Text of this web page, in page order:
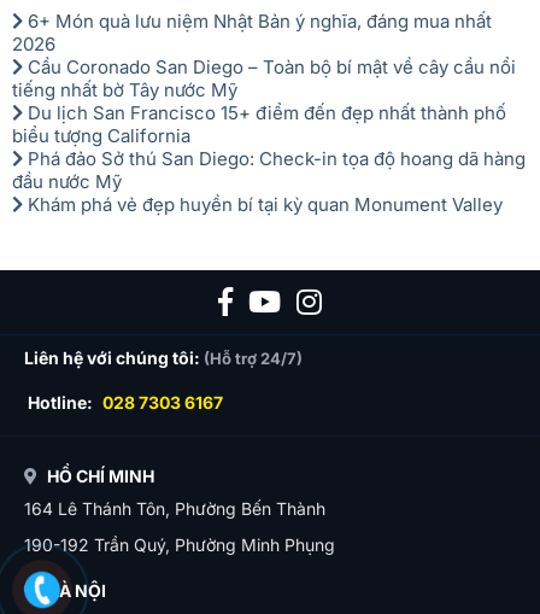
6+ Món quà lưu niệm Nhật Bản ý nghĩa, đáng mua nhất
2026
Cầu Coronado San Diego – Toàn bộ bí mật về cây cầu nổi
tiếng nhất bờ Tây nước Mỹ
Du lịch San Francisco 15+ điểm đến đẹp nhất thành phố
biểu tượng California
Phá đảo Sở thú San Diego: Check-in tọa độ hoang dã hàng
đầu nước Mỹ
Khám phá vẻ đẹp huyền bí tại kỳ quan Monument Valley
Liên hệ với chúng tôi: (Hỗ trợ 24/7)
Hotline: 028 7303 6167
HỒ CHÍ MINH
164 Lê Thánh Tôn, Phường Bến Thành
190-192 Trần Quý, Phường Minh Phụng
HÀ NỘI